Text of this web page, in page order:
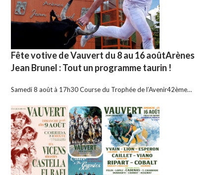
Fête votive de Vauvert du 8 au 16 aoûtArènes
Jean Brunel : Tout un programme taurin !
Samedi 8 août à 17h30 Course du Trophée de l’Avenir42ème…